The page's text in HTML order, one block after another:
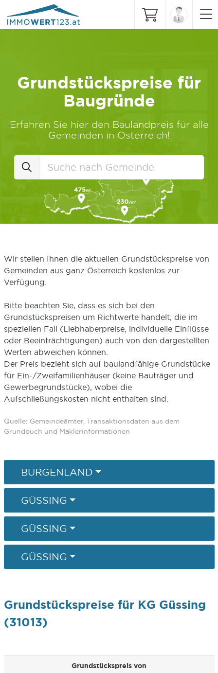
Grundstückspreise für
Baugründe
Erfahren Sie hier den Baulandpreis für alle
Gemeinden in Österreich!
Wir stellen Ihnen die aktuellen Grundstückspreise von
Gemeinden aus ganz Österreich kostenlos zur
Verfügung.
Bitte beachten Sie, dass es sich bei den
Grundstückspreisen um Richtwerte handelt, die im
speziellen Fall (Liebhaberpreise, individuelle Einflüsse
oder Beeinträchtigungen) auch von den dargestellten
Werten abweichen können.
Der Preis bezieht sich auf baulandfähige Grundstücke
für Ein-/Zweifamilienhäuser (keine Bauträger und
Gewerbegrundstücke), wobei die
Aufschließungskosten nicht enthalten sind.
Quelle: Gemeindeämter, Transaktionsdaten aus dem
Grundbuch und Maklerinformationen
BURGENLAND
GÜSSING
GÜSSING
GÜSSING
Grundstückspreise für KG Güssing
(31013)
Grundstückspreis von